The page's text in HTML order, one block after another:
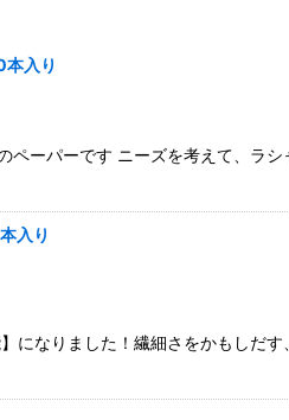
入り
ペーパーです ニーズを考えて、ラ
入り
になりました！繊細さをかもしだ